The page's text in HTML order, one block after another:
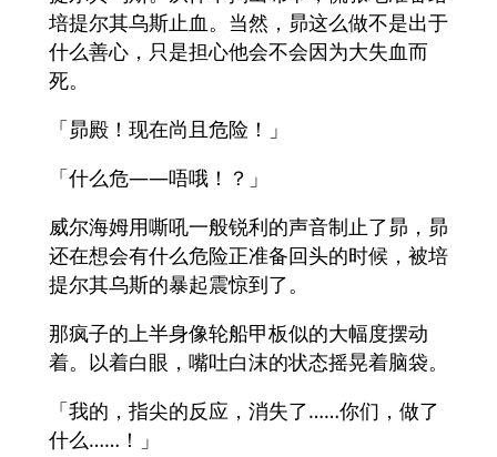
培提尔其乌斯止血。当然，昴这么做不是出于
什么善心，只是担心他会不会因为大失血而
死。
「昴殿！现在尚且危险！」
「什么危——唔哦！？」
威尔海姆用嘶吼一般锐利的声音制止了昴，昴
还在想会有什么危险正准备回头的时候，被培
提尔其乌斯的暴起震惊到了。
那疯子的上半身像轮船甲板似的大幅度摆动
着。以着白眼，嘴吐白沫的状态摇晃着脑袋。
「我的，指尖的反应，消失了……你们，做了
什么……！」